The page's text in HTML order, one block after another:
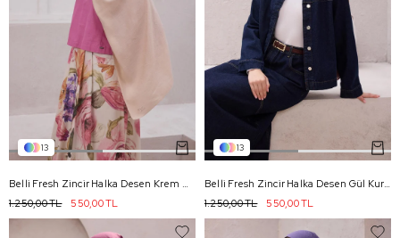
13
Belli Fresh Zincir Halka Desen Krem Nayora Şal 1 - 04
550,00 TL
1.250,00 TL
13
Belli Fresh Zincir Halka Desen Gül Kurusu Nayora Şal 1 - 41
550,00 TL
1.250,00 TL